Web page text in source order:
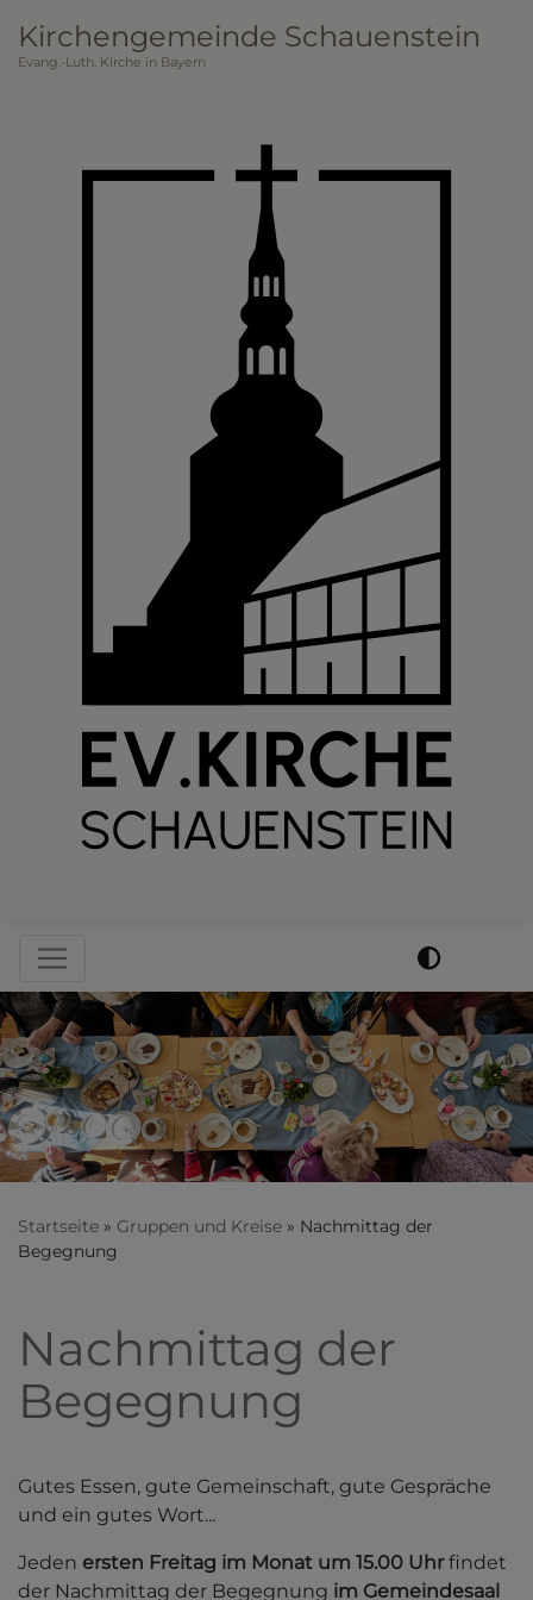
zum
Inhalt
Kirchengemeinde Schauenstein
Evang.-Luth. Kirche in Bayern
Hauptnavigation
Startseite Gruppen und Kreise
Nachmittag der
Begegnung
Nachmittag der
Begegnung
Gutes Essen, gute Gemeinschaft, gute Gespräche
und ein gutes Wort...
Jeden ersten Freitag im Monat um 15.00 Uhrfindet
der Nachmittag der Begegnung im Gemeindesaal